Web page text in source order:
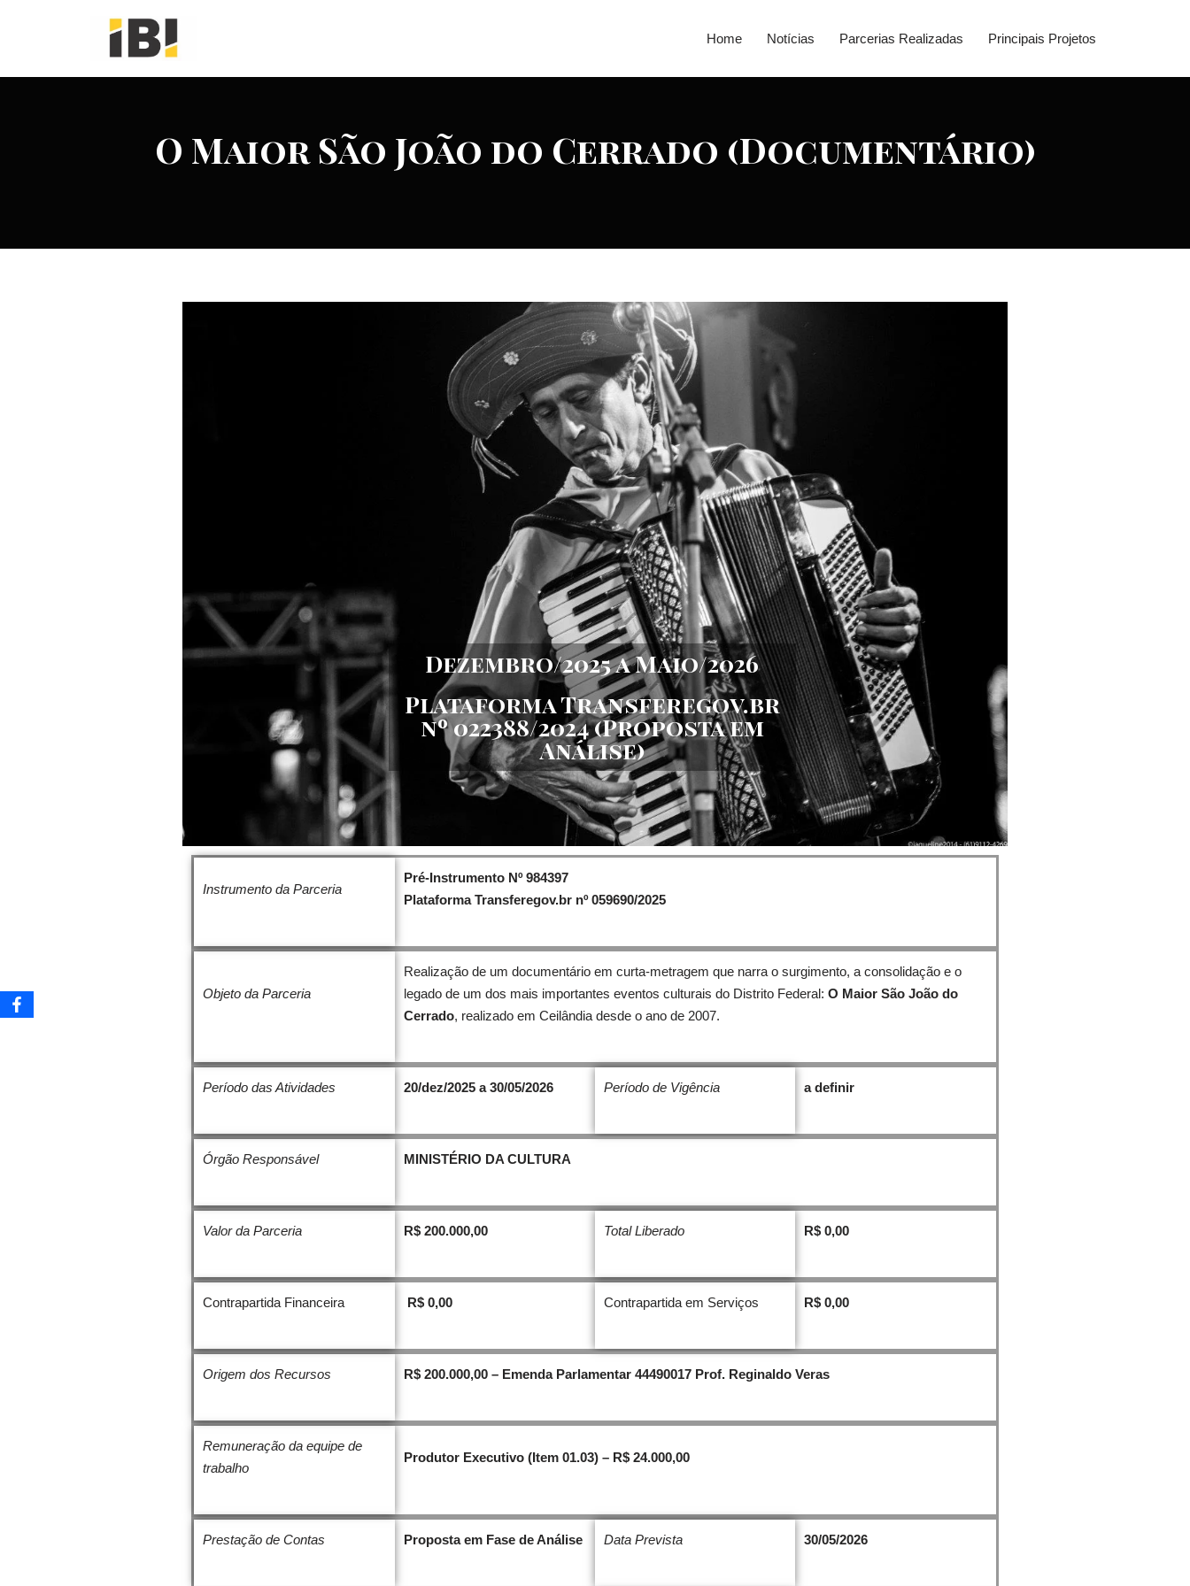
Home Notícias Parcerias Realizadas Principais Projetos
O Maior São João do Cerrado (Documentário)
Dezembro/2025 a Maio/2026
Plataforma Transferegov.br
nº 022388/2024 (Proposta em
Análise)
Instrumento da Parceria
Pré-Instrumento Nº 984397
Plataforma Transferegov.br nº 059690/2025
Objeto da Parceria
Realização de um documentário em curta-metragem que narra o surgimento, a consolidação e o
legado de um dos mais importantes eventos culturais do Distrito Federal: O Maior São João do
Cerrado, realizado em Ceilândia desde o ano de 2007.
Período das Atividades 20/dez/2025 a 30/05/2026 Período de Vigência a definir
Órgão Responsável MINISTÉRIO DA CULTURA
Valor da Parceria R$ 200.000,00 Total Liberado R$0,00
Contrapartida Financeira R$ 0,00 Contrapartida em Serviços R$ 0,00
Origem dos Recursos R$ 200.000,00 – Emenda Parlamentar 44490017 Prof. Reginaldo Veras
Remuneração da equipe de
trabalho
Produtor Executivo (Item 01.03) – R$ 24.000,00
Prestação de Contas Proposta em Fase de Análise Data Prevista 30/05/2026